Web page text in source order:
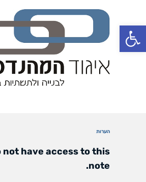
פתח סרגל נגישות
הערות
not have access to this
note.